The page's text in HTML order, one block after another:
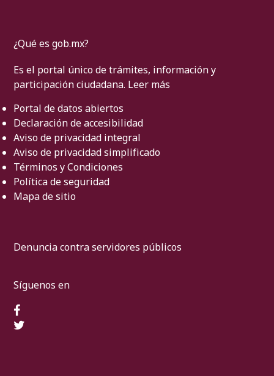
¿Qué es gob.mx?
Es el portal único de trámites, información y
participación ciudadana. Leer más
Portal de datos abiertos
Declaración de accesibilidad
Aviso de privacidad integral
Aviso de privacidad simplificado
Términos y Condiciones
Política de seguridad
Mapa de sitio
Denuncia contra servidores públicos
Síguenos en